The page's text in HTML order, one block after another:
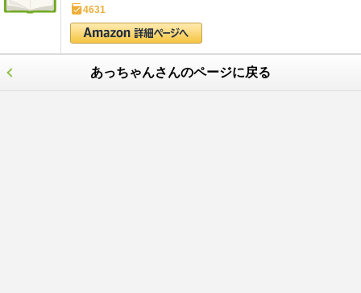
4631
あっちゃんさんのページに戻る